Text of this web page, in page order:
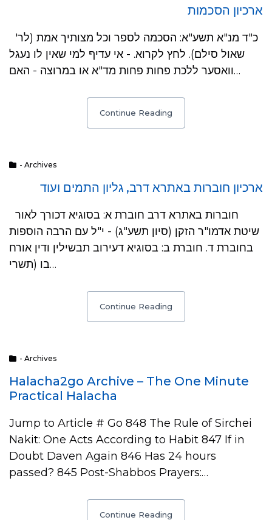
ארכיון הסכמות
שאול סילם). לחץ לקרוא. - אי עדיף למי שאין לו נעגל
וואסער ללכת פחות פחות מד"א או במרוצה - האם…
Continue Reading
- Archives
ארכיון חוברות באתרא דרב, גליון התמים ועוד
שיטת אדמו"ר הזקן (סיון תשע"ג) - י"ל עם הרבה הוספות
בחוברת ד. חוברת ב: בסוגיא דעירוב תבשילין ודין אורח
בו (תשרי…
Continue Reading
- Archives
Halacha2go Archive – The One Minute
Practical Halacha
Jump to Article # Go 848 The Rule of Sirchei
Nakit: One Acts According to Habit 847 If in
Doubt Daven Again 846 Has 24 hours
passed? 845 Post-Shabbos Prayers:…
Continue Reading